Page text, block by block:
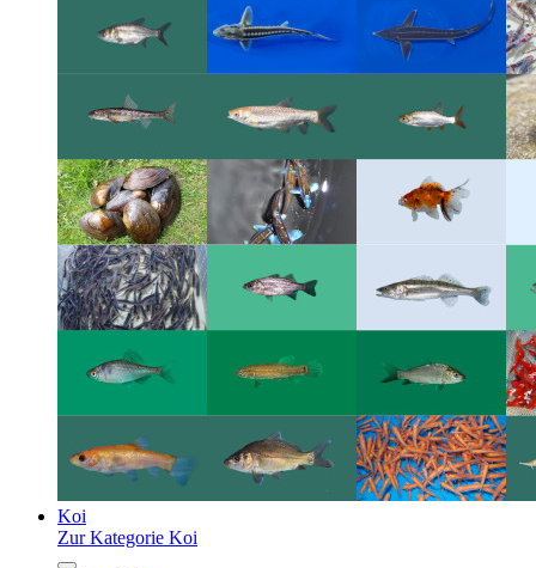
Koi
Zur Kategorie Koi